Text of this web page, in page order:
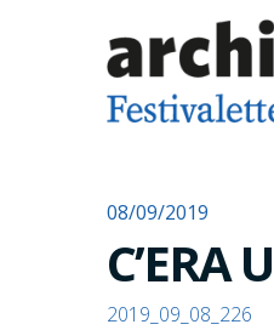
08/09/2019
C’ERA
2019_09_08_226